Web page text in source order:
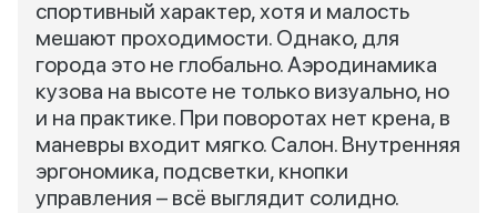
спортивный характер, хотя и малость
мешают проходимости. Однако, для
города это не глобально. Аэродинамика
кузова на высоте не только визуально, но
и на практике. При поворотах нет крена, в
маневры входит мягко. Салон. Внутренняя
эргономика, подсветки, кнопки
управления – всё выглядит солидно.